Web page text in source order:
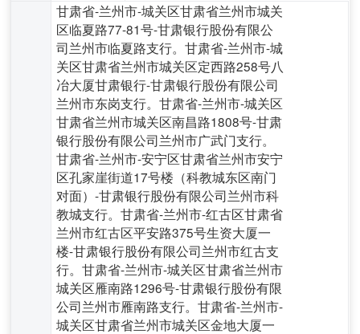
甘肃省-兰州市-城关区甘肃省兰州市城关
区临夏路77-81号-甘肃银行股份有限公
司兰州市临夏路支行。甘肃省-兰州市-城
关区甘肃省兰州市城关区定西路258号八
冶大厦甘肃银行-甘肃银行股份有限公司
兰州市东岗支行。甘肃省-兰州市-城关区
甘肃省兰州市城关区南昌路1808号-甘肃
银行股份有限公司兰州市广武门支行。
甘肃省-兰州市-安宁区甘肃省兰州市安宁
区孔家崖街道17号楼（科教城东区南门
对面）-甘肃银行股份有限公司兰州市科
教城支行。甘肃省-兰州市-红古区甘肃省
兰州市红古区平安路375号生资大厦一
楼-甘肃银行股份有限公司兰州市红古支
行。甘肃省-兰州市-城关区甘肃省兰州市
城关区雁南路1296号-甘肃银行股份有限
公司兰州市雁南路支行。甘肃省-兰州市-
城关区甘肃省兰州市城关区金地大厦一